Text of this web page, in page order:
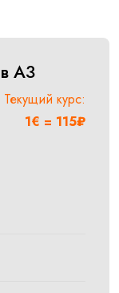
А3
Текущий курс:
1€ = 115₽